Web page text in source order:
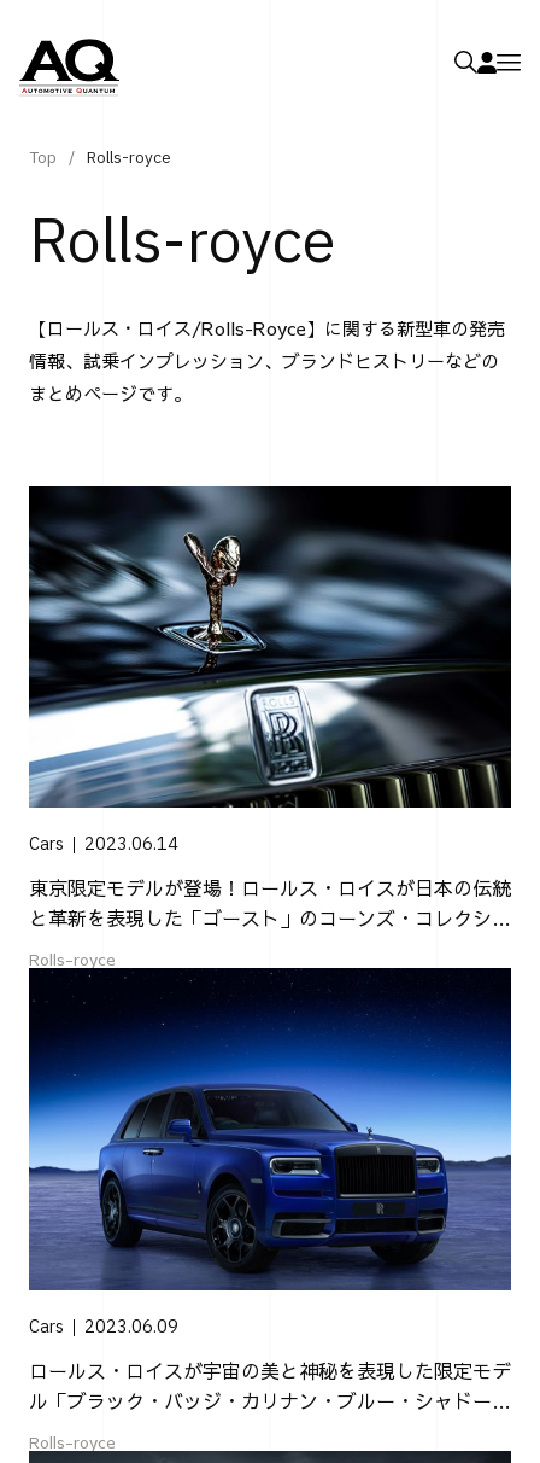
Top Rolls-royce
Rolls-royce
【ロールス・ロイス/Rolls-Royce】に関する新型車の発売
情報、試乗インプレッション、ブランドヒストリーなどの
まとめページです。
Cars 2023.06.14
東京限定モデルが登場！ロールス・ロイスが日本の伝統
と革新を表現した「ゴースト」のコーンズ・コレクショ
ンを発表
Rolls-royce
Cars 2023.06.09
ロールス・ロイスが宇宙の美と神秘を表現した限定モデ
ル「ブラック・バッジ・カリナン・ブルー・シャドー」
を発表
Rolls-royce